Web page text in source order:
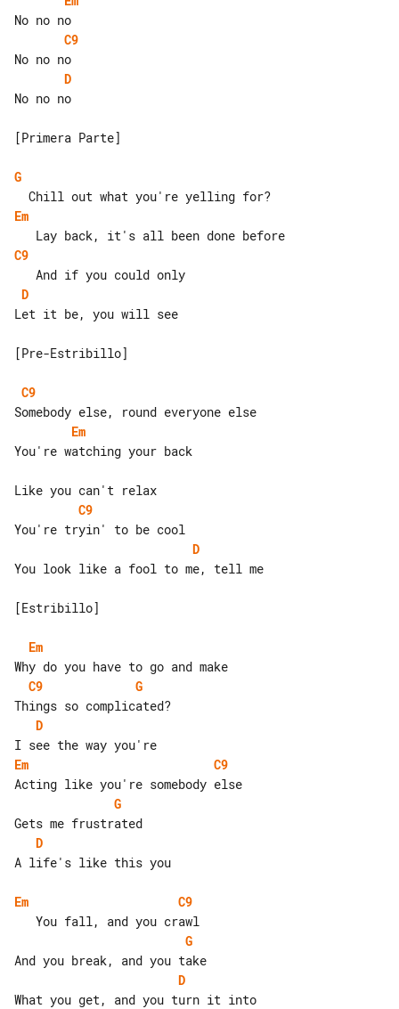
C9
D
No no no
[Primera Parte]
G
Em
C9
D
Let it be, you will see
[Pre-Estribillo]
C9
Em
You're watching your back
C9
D
You look like a fool to me, tell me
[Estribillo]
Em
C9
G
D
Em
C9
G
D
A life's like this you
Em
C9
G
D